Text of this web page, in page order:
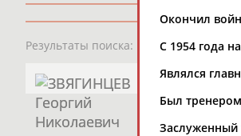
Результаты поиска: персона
Окончил
C 1954 года
Являлся
Был
Заслуженный